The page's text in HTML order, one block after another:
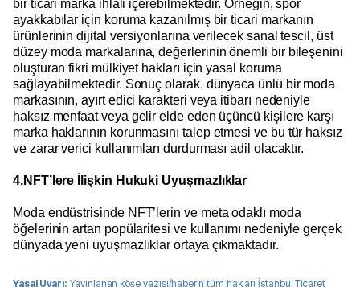
bir ticari marka ihlali içerebilmektedir. Örneğin, spor
ayakkabılar için koruma kazanılmış bir ticari markanın
ürünlerinin dijital versiyonlarına verilecek sanal tescil, üst
düzey moda markalarına, değerlerinin önemli bir bileşenini
oluşturan fikri mülkiyet hakları için yasal koruma
sağlayabilmektedir. Sonuç olarak, dünyaca ünlü bir moda
markasının, ayırt edici karakteri veya itibarı nedeniyle
haksız menfaat veya gelir elde eden üçüncü kişilere karşı
marka haklarının korunmasını talep etmesi ve bu tür haksız
ve zarar verici kullanımları durdurması adil olacaktır.
4.NFT’lere İlişkin Hukuki Uyuşmazlıklar
Moda endüstrisinde NFT’lerin ve meta odaklı moda
öğelerinin artan popülaritesi ve kullanımı nedeniyle gerçek
dünyada yeni uyuşmazlıklar ortaya çıkmaktadır.
Yasal Uyarı: Yayınlanan köşe yazısı/haberin tüm haklarıİstanbul Ticaret